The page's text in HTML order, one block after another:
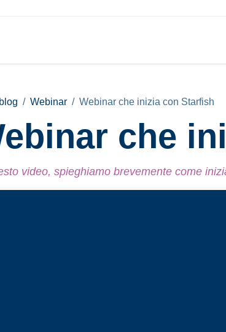
Webinar Webinar che inizia con Starfish
che
video, spieghiamo brevemente come